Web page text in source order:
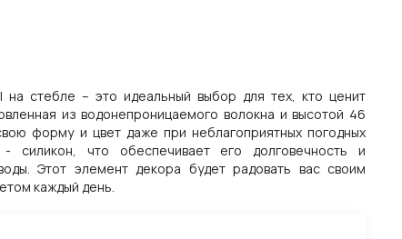
на стебле – это идеальный выбор для тех, кто ценит
из водонепроницаемого волокна и высотой 46
форму и цвет даже при неблагоприятных погодных
силикон, что обеспечивает его долговечность и
Этот элемент декора будет радовать вас своим
каждый день.